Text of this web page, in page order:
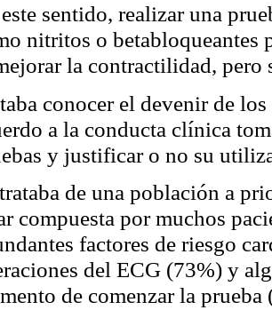
sentido, realizar una
nitritos o betabloqueantes
la contractilidad, pero
conocer el devenir de
a la conducta clínica
y justificar o no su
de una población a
compuesta por muchos
factores de riesgo
del ECG (73%) y
de comenzar la